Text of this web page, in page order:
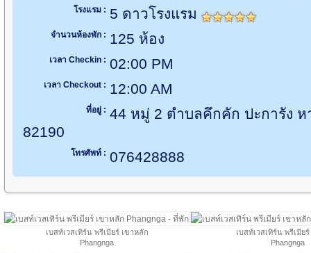
โรงแรม : 5 ดาวโรงแรม
จำนวนห้องพัก : 125 ห้อง
เวลา Checkin : 02:00 PM
เวลา Checkout : 12:00 AM
ที่อยู่ : 44 หมู่ 2 ตำบลคึกคัก ปะการัง ห
82190
โทรศัพท์ : 076428888
เบสท์เวสเทิร์น พรีเมียร์ เขาหลัก
Phangnga
เบสท์เวสเทิร์น พรีเมีย
Phangnga